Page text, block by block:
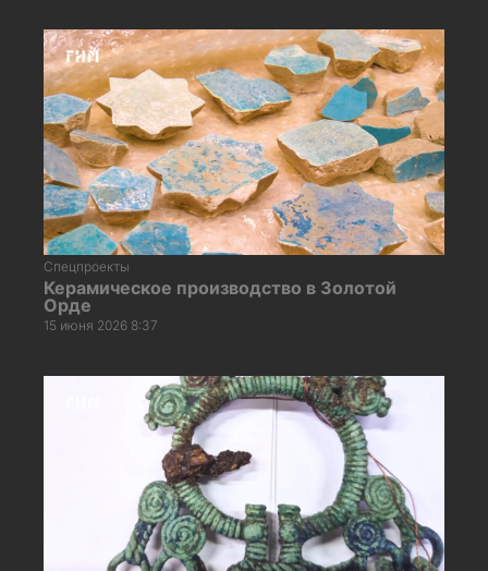
Спецпроекты
Керамическое производство в Золотой
Орде
15 июня 2026 8:37